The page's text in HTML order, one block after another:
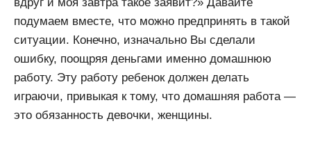
вдруг и моя завтра такое заявит?» Давайте
подумаем вместе, что можно предпринять в такой
ситуации. Конечно, изначально Вы сделали
ошибку, поощряя деньгами именно домашнюю
работу. Эту работу ребенок должен делать
играючи, привыкая к тому, что домашняя работа —
это обязанность девочки, женщины.